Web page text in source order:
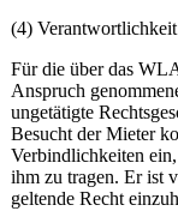
(4)
Für die über das
Anspruch
ungetätigte
Besucht der Mieter
Verbindlichkeiten
ihm zu tragen. Er ist
geltende Recht